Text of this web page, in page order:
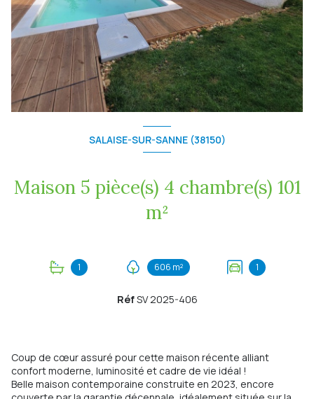
SALAISE-SUR-SANNE (38150)
Maison 5 pièce(s) 4 chambre(s) 101
m²
1 606 m² 1
RéfSV 2025-406
Coup de cœur assuré pour cette maison récente alliant
confort moderne, luminosité et cadre de vie idéal !
Belle maison contemporaine construite en 2023, encore